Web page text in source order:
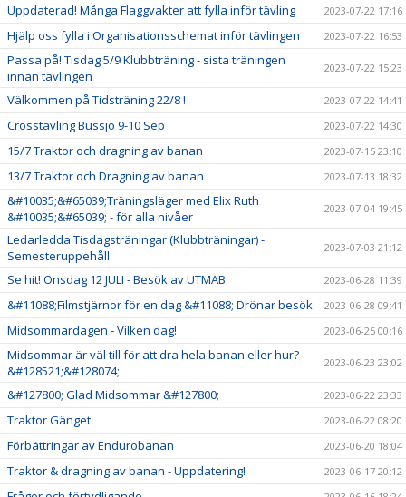
Uppdaterad! Många Flaggvakter att fylla inför tävling 2023-07-22 17:16
Hjälp oss fylla i Organisationsschemat inför tävlingen 2023-07-22 16:53
Passa på! Tisdag 5/9 Klubbträning - sista träningen
innan tävlingen
2023-07-22 15:23
Välkommen på Tidsträning 22/8 ! 2023-07-22 14:41
Crosstävling Bussjö 9-10 Sep 2023-07-22 14:30
15/7 Traktor och dragning av banan 2023-07-15 23:10
13/7 Traktor och Dragning av banan 2023-07-13 18:32
&#10035;&#65039;Träningsläger med Elix Ruth
&#10035;&#65039; - för alla nivåer
2023-07-04 19:45
Ledarledda Tisdagsträningar (Klubbträningar) -
Semesteruppehåll
2023-07-03 21:12
Se hit! Onsdag 12 JULI - Besök av UTMAB 2023-06-28 11:39
&#11088;Filmstjärnor för en dag &#11088; Drönar besök 2023-06-28 09:41
Midsommardagen - Vilken dag! 2023-06-25 00:16
Midsommar är väl till för att dra hela banan eller hur?
&#128521;&#128074;
2023-06-23 23:02
&#127800; Glad Midsommar &#127800; 2023-06-22 23:33
Traktor Gänget 2023-06-22 08:20
Förbättringar av Endurobanan 2023-06-20 18:04
Traktor & dragning av banan - Uppdatering! 2023-06-17 20:12